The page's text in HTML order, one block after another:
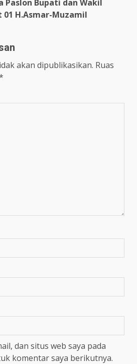
Paslon Bupati dan Wakil
H.Asmar-Muzamil
akan dipublikasikan. Ruas
dan situs web saya pada
komentar saya berikutnya.